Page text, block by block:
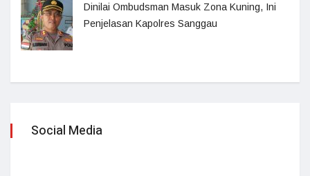
Dinilai Ombudsman Masuk Zona Kuning, Ini
Penjelasan Kapolres Sanggau
Social Media